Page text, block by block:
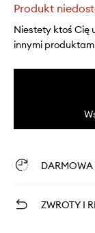
Produkt
Niestety ktoś Cię
innymi
ZWROTY I